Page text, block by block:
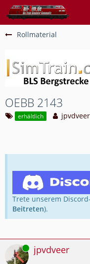
Rollmaterial
OEBB 2143
erhältlich jpvdveer
Trete unserem
Beitreten).
Online jpvdveer